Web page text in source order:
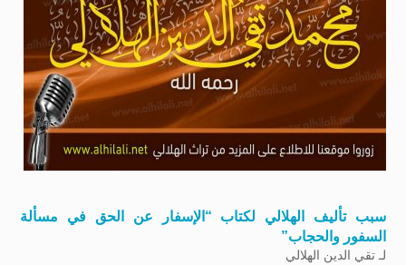
سبب تأليف الهلالي لكتاب “الإسفار عن الحق في مسألة
السفور والحجاب”
لـتقي الدين الهلالي